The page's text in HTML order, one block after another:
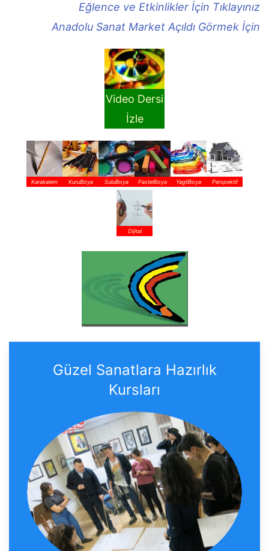
Eğlence ve Etkinlikler İçin Tıklayınız
Anadolu Sanat Market Açıldı Görmek İçin
Video Dersi
İzle
Karakalem KuruBoya SuluBoya PastelBoya YagliBoya Perspektif
Dijital
Güzel Sanatlara Hazırlık
Kursları